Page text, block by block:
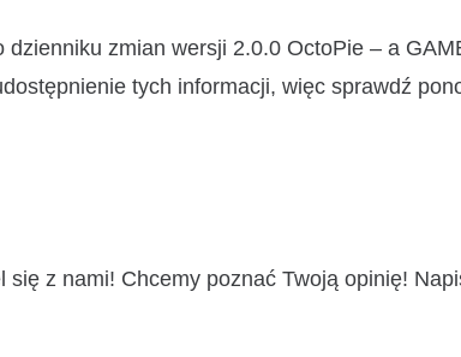
zmian wersji 2.0.0 OctoPie – a
tych informacji, więc sprawdź
z nami! Chcemy poznać Twoją opinię!